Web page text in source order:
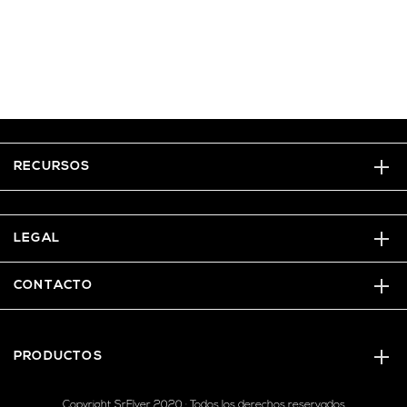
RECURSOS
LEGAL
CONTACTO
PRODUCTOS